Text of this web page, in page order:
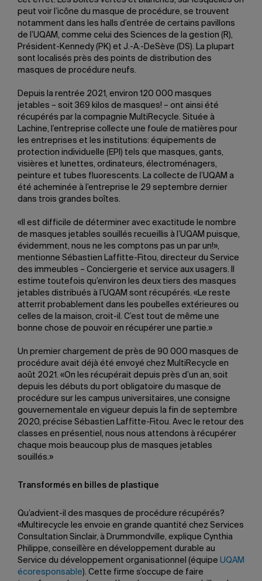
peut voir l’icône du masque de procédure, se trouvent
notamment dans les halls d’entrée de certains pavillons
de l’UQAM, comme celui des Sciences de la gestion (R),
Président-Kennedy (PK) et J.-A.-DeSève (DS). La plupart
sont localisés près des points de distribution des
masques de procédure neufs.
Depuis la rentrée 2021, environ 120 000 masques
jetables – soit 369 kilos de masques! – ont ainsi été
récupérés par la compagnie MultiRecycle. Située à
Lachine, l’entreprise collecte une foule de matières pour
les entreprises et les institutions: équipements de
protection individuelle (EPI) tels que masques, gants,
visières et lunettes, ordinateurs, électroménagers,
peinture et tubes fluorescents. La collecte de l’UQAM a
été acheminée à l’entreprise le 29 septembre dernier
dans trois grandes boîtes.
«Il est difficile de déterminer avec exactitude le nombre
de masques jetables souillés recueillis à l’UQAM puisque,
évidemment, nous ne les comptons pas un par un!»,
mentionne Sébastien Laffitte-Fitou, directeur du Service
des immeubles – Conciergerie et service aux usagers. Il
estime toutefois qu’environ les deux tiers des masques
jetables distribués à l’UQAM sont récupérés. «Le reste
atterrit probablement dans les poubelles extérieures ou
celles de la maison, croit-il. C’est tout de même une
bonne chose de pouvoir en récupérer une partie.»
Un premier chargement de près de 90 000 masques de
procédure avait déjà été envoyé chez MultiRecycle en
août 2021. «On les récupérait depuis près d’un an, soit
depuis les débuts du port obligatoire du masque de
procédure sur les campus universitaires, une consigne
gouvernementale en vigueur depuis la fin de septembre
2020, précise Sébastien Laffitte-Fitou. Avec le retour des
classes en présentiel, nous nous attendons à récupérer
chaque mois beaucoup plus de masques jetables
souillés.»
Transformés en billes de plastique
Qu’advient-il des masques de procédure récupérés?
«Multirecycle les envoie en grande quantité chez Services
Consultation Sinclair, à Drummondville, explique Cynthia
Philippe, conseillère en développement durable au
Service du développement organisationnel (équipe UQAM
écoresponsable). Cette firme s’occupe de faire